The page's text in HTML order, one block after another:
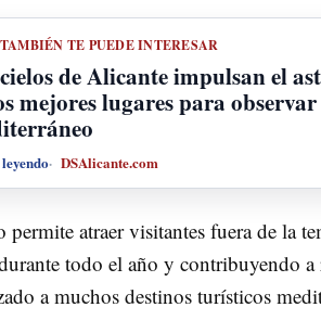
TAMBIÉN TE PUEDE INTERESAR
de Alicante impulsan el
mejores lugares para
DSAlicante.com
permite atraer visitantes fuera de la
todo el año y contribuyendo
a muchos destinos turísticos